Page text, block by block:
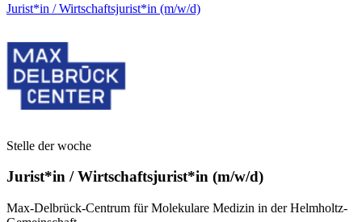
Jurist*in / Wirtschafts­jurist*in (m/w/d)
Stelle der woche
Jurist*in / Wirtschafts­jurist*in (m/w/d)
Max-Delbrück-Centrum für Molekulare Medizin in der Helmholtz-